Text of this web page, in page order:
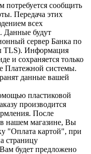
потребуется сообщить
Передача этих
всех
Данные будут
сервер Банка по
TLS). Информация
и сохраняется только
Платежной системы.
данные вашей
пластиковой
производится
После
в нашем магазине, Вы
"Оплата картой", при
страницу
будет предложено